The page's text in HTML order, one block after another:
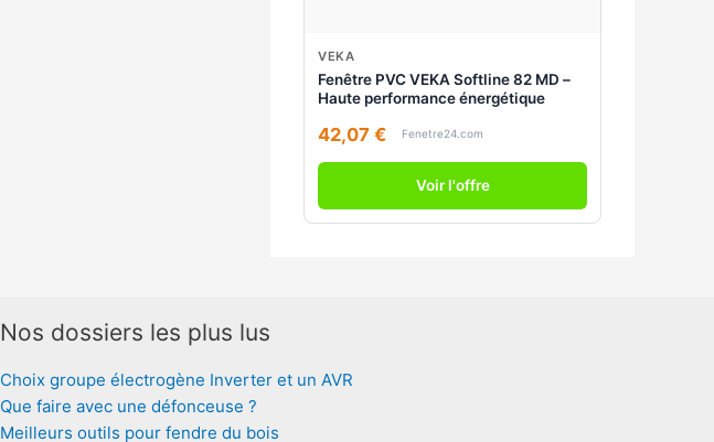
VEKA
Fenêtre PVC VEKA Softline 82 MD –
Haute performance énergétique
42,07 € Fenetre24.com
Voir l'offre
Nos dossiers les plus lus
Choix groupe électrogène Inverter et un AVR
Que faire avec une défonceuse ?
Meilleurs outils pour fendre du bois